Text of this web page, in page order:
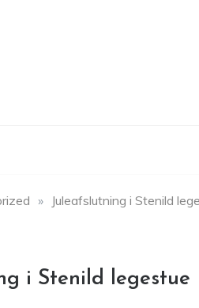
» Juleafslutning i Stenild
i Stenild legestue